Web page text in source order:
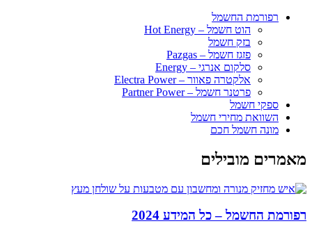
רפורמת החשמל
הוט חשמל – Hot Energy
בזק חשמל
פזגז חשמל – Pazgas
סלקום אנרגי​ – Energy
אלקטרה פאוור – Electra Power
פרטנר חשמל – Partner Power
ספקי חשמל
השוואת מחירי חשמל
מונה חשמל חכם
מאמרים מובילים
רפורמת החשמל – כל המידע 2024